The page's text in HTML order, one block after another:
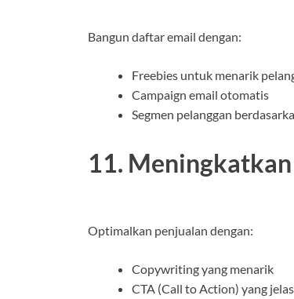
Bangun daftar email dengan:
Freebies untuk menarik
Campaign email otomatis
Segmen pelanggan
11.
Optimalkan penjualan dengan:
Copywriting yang menarik
CTA (Call to Action) yang jelas